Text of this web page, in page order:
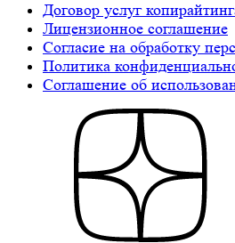
Договор услуг
Лицензионное соглашение
Cогласие на обработку
Политика
Соглашение об